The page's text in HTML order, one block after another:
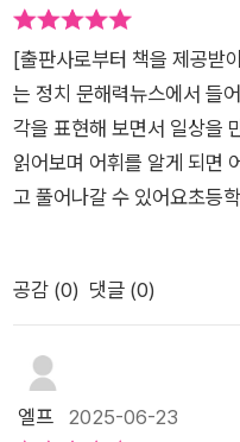
마나 이해할까요?어쩌면 내
얼마 전 큰 아이 친구가 정
통령 선거가 끝나고 친구들
만 재미있었던 것은 자신들
의 부모에게서 들은 이야기
것을 우리 아이에게 강요하
색(?)을 떠나 사람의 옳고
하고, 국회와 법원이 무슨 일
알려주되 제대로 알려주려
답은 없어요.누군가는 저희
만 모두가 그렇듯이 우리 어
[출판사로부터 책을 제공받
는 정치 문해력뉴스에서 들
각을 표현해 보면서 일상을
읽어보며 어휘를 알게 되면
고 풀어나갈 수 있어요초등
보고 미리 검색해봅니다 미
이루어졌는지 직접선거와
고 어휘력을 키워요꼭 알아
로 표시되어 꼭 확인하고 이
공감 (0) 댓글 (0)
엘프 2025-06-23